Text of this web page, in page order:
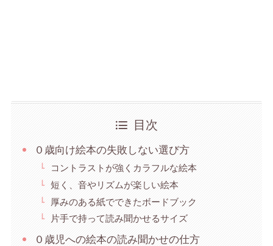
目次
０歳向け絵本の失敗しない選び方
コントラストが強くカラフルな絵本
短く、音やリズムが楽しい絵本
厚みのある紙でできたボードブック
片手で持って読み聞かせるサイズ
０歳児への絵本の読み聞かせの仕方